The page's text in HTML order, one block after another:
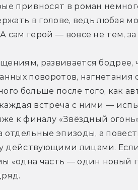
привносят в роман
в голове, ведь любая
герой — вовсе не тем, за
развивается бодрее,
поворотов,
больше после того, как
встреча с ними —
к финалу «Звёздный
отдельные эпизоды, а
действующими лицами.
«одна часть — один новый